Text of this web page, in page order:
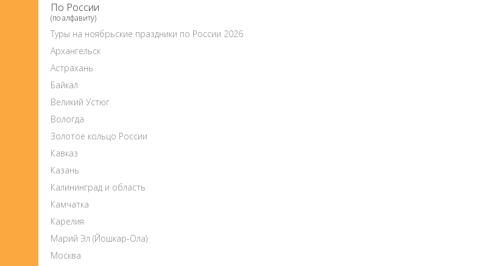
По России
(по алфавиту)
Туры на ноябрьские праздники по России 2026
Архангельск
Астрахань
Байкал
Великий Устюг
Вологда
Золотое кольцо России
Кавказ
Казань
Калининград и область
Камчатка
Карелия
Марий Эл (Йошкар-Ола)
Москва